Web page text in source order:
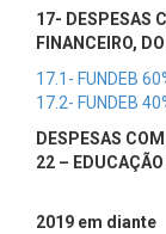
17- DESPESAS
FINANCEIRO,
17.1- FUNDEB
17.2- FUNDEB
DESPESAS
22 –
2019 em diante